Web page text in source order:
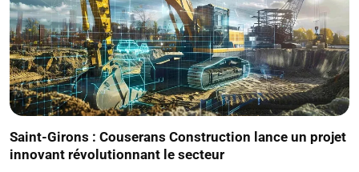
Saint-Girons : Couserans Construction lance un projet
innovant révolutionnant le secteur